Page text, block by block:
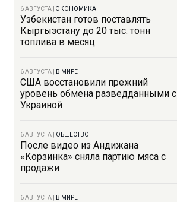
6 АВГУСТА ЭКОНОМИКА
Узбекистан готов поставлять
Кыргызстану до 20 тыс. тонн
топлива в месяц
6 АВГУСТА В МИРЕ
США восстановили прежний
уровень обмена разведданными с
Украиной
6 АВГУСТА ОБЩЕСТВО
После видео из Андижана
«Корзинка» сняла партию мяса с
продажи
6 АВГУСТА В МИРЕ